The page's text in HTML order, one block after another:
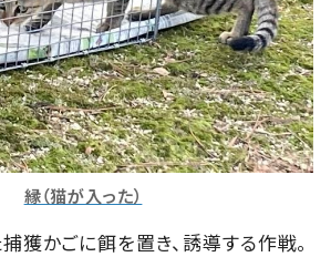
縁（猫が入った）
獲かごに餌を置き、誘導する作戦。